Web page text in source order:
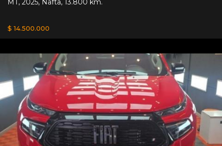
MT , 2025, Nafta, 13.800 km.
$ 14.500.000